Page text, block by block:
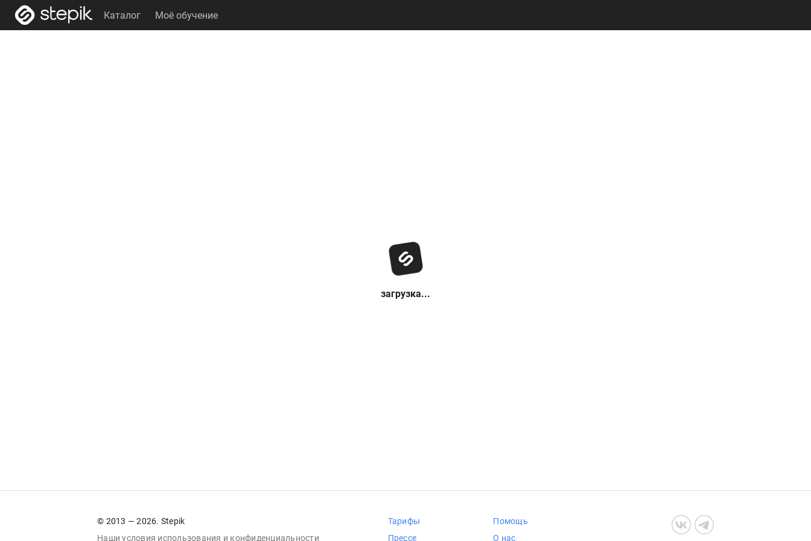
Каталог Моё обучение
загрузка...
© 2013 — 2026. Stepik
Наши условия использования и конфиденциальности
Тарифы
Прессе
Помощь
О нас